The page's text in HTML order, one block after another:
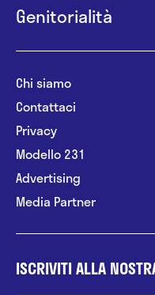
Genitorialità
Chi siamo
Contattaci
Privacy
Modello 231
Advertising
Media Partner
ISCRIVITI ALLA